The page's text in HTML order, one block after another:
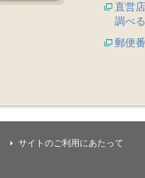
直営
調べる
郵便
サイトのご利用にあたって